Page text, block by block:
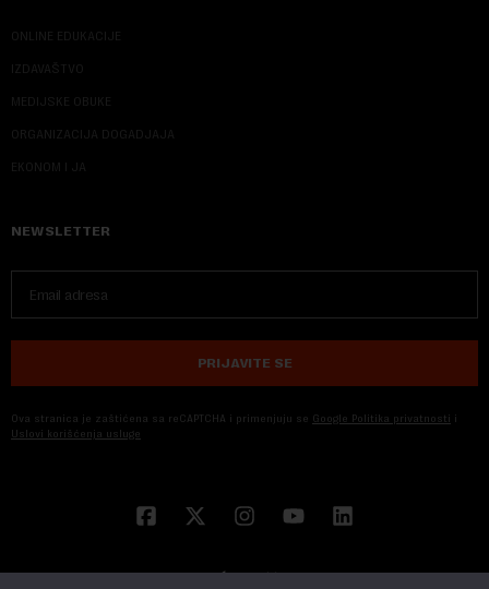
ONLINE EDUKACIJE
IZDAVAŠTVO
MEDIJSKE OBUKE
ORGANIZACIJA DOGADJAJA
EKONOM I JA
NEWSLETTER
PRIJAVITE SE
Ova stranica je zaštićena sa reCAPTCHA i primenjuju se Google Politika privatnosti i
Uslovi korišćenja usluge